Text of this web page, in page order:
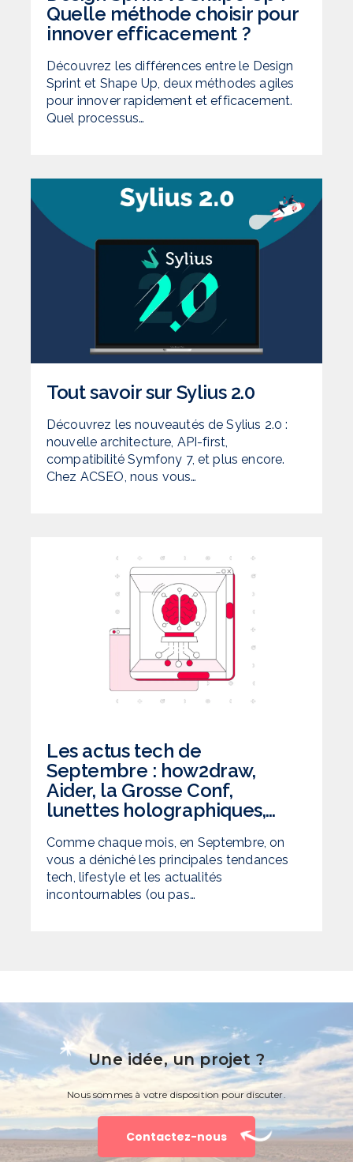
Quelle méthode choisir pour
innover efficacement ?
Découvrez les différences entre le Design
Sprint et Shape Up, deux méthodes agiles
pour innover rapidement et efficacement.
Quel processus…
Tout savoir sur Sylius 2.0
Découvrez les nouveautés de Sylius 2.0 :
nouvelle architecture, API-first,
compatibilité Symfony 7, et plus encore.
Chez ACSEO, nous vous…
Les actus tech de
Septembre : how2draw,
Aider, la Grosse Conf,
lunettes holographiques,…
Comme chaque mois, en Septembre, on
vous a déniché les principales tendances
tech, lifestyle et les actualités
incontournables (ou pas…
Une idée, un projet ?
Nous sommes à votre disposition pour discuter.
Contactez-nous